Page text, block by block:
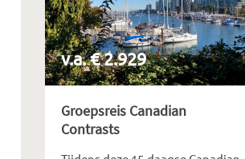
v.a. € 2.929
Groepsreis Canadian
Contrasts